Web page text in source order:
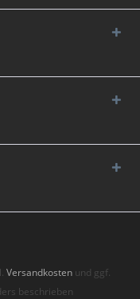
Versandkosten und ggf.
beschrieben